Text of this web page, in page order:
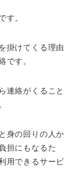
す。
掛けてくる理由
です。
連絡がくること
身の回りの人か
担にもなるた
用できるサービ